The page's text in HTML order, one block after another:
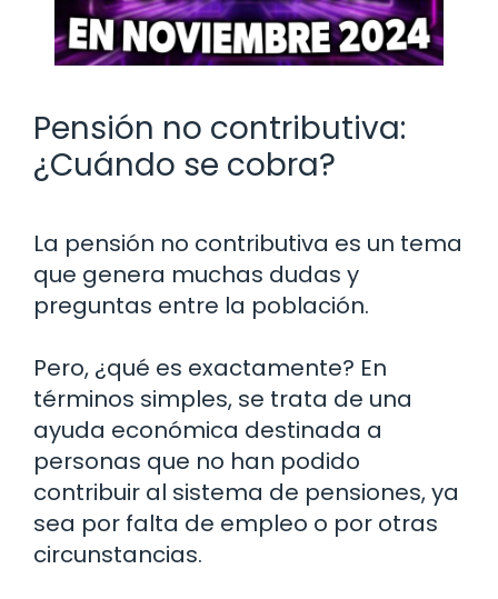
Pensión no contributiva:
¿Cuándo se cobra?
La pensión no contributiva es un tema
que genera muchas dudas y
preguntas entre la población.
Pero, ¿qué es exactamente? En
términos simples, se trata de una
ayuda económica destinada a
personas que no han podido
contribuir al sistema de pensiones, ya
sea por falta de empleo o por otras
circunstancias.